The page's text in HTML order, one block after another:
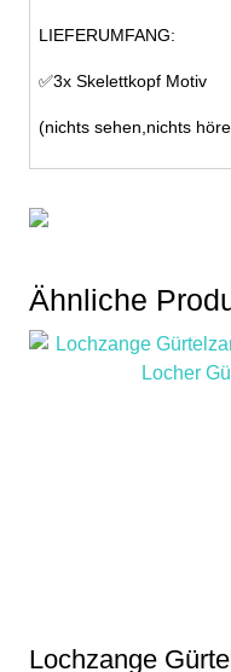
LIEFERUMFANG:
✅3x Skelettkopf Motiv
(nichts sehen,nichts
Ähnliche
Lochzange